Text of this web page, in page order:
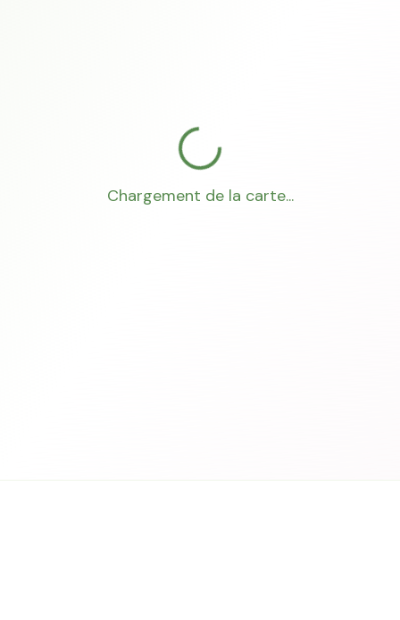
Chargement de la carte...